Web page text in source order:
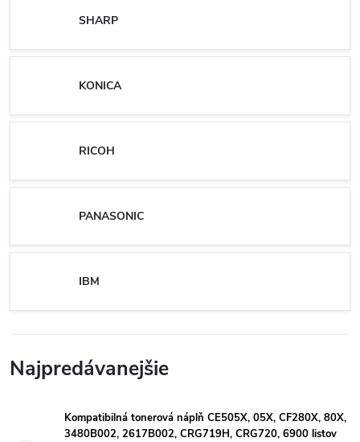
SHARP
KONICA
RICOH
PANASONIC
IBM
Najpredávanejšie
Kompatibilná tonerová náplň CE505X, 05X, CF280X, 80X,
3480B002, 2617B002, CRG719H, CRG720, 6900 listov